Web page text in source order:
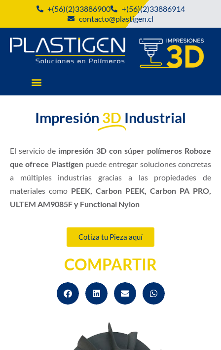
+(56)(2)33886900
+(56)(2)33886914
contacto@plastigen.cl
Impresión 3D Industrial
El servicio de impresión 3D con súper polímeros Roboze
que ofrece Plastigenpuede entregar soluciones concretas
a múltiples industrias gracias a las propiedades de
materiales como PEEK, Carbon PEEK, Carbon PA PRO,
ULTEM AM9085F y Functional Nylon
Cotiza tu Pieza aquí
COMPARTIR